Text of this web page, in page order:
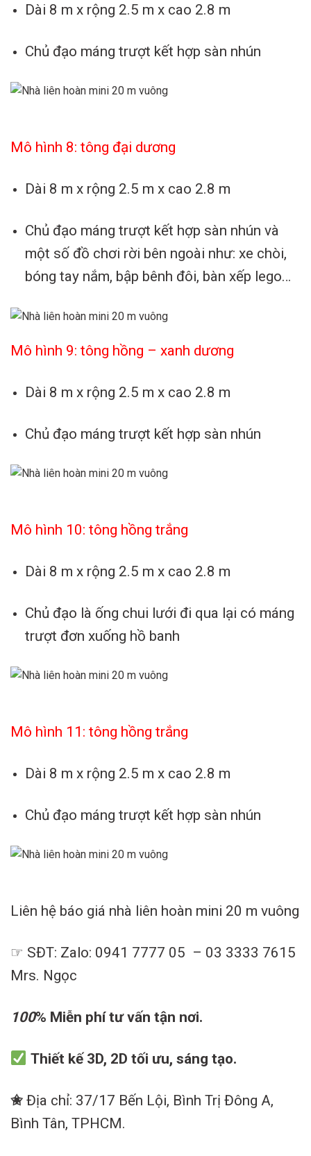
Dài 8 m x rộng 2.5 m x cao 2.8 m
Chủ đạo máng trượt kết hợp sàn nhún
Mô hình 8: tông đại dương
Dài 8 m x rộng 2.5 m x cao 2.8 m
Chủ đạo máng trượt kết hợp sàn nhún và
một số đồ chơi rời bên ngoài như: xe chòi,
bóng tay nắm, bập bênh đôi, bàn xếp lego…
Mô hình 9: tông hồng – xanh dương
Dài 8 m x rộng 2.5 m x cao 2.8 m
Chủ đạo máng trượt kết hợp sàn nhún
Mô hình 10: tông hồng trắng
Dài 8 m x rộng 2.5 m x cao 2.8 m
Chủ đạo là ống chui lưới đi qua lại có máng
trượt đơn xuống hồ banh
Mô hình 11: tông hồng trắng
Dài 8 m x rộng 2.5 m x cao 2.8 m
Chủ đạo máng trượt kết hợp sàn nhún
Liên hệ báo giá nhà liên hoàn mini 20 m vuông
☞ SĐT: Zalo: 0941 7777 05 – 03 3333 7615
Mrs. Ngọc
100% Miễn phí tư vấn tận nơi.
Thiết kế 3D, 2D tối ưu, sáng tạo.
✬ Địa chỉ: 37/17 Bến Lội, Bình Trị Đông A,
Bình Tân, TPHCM.